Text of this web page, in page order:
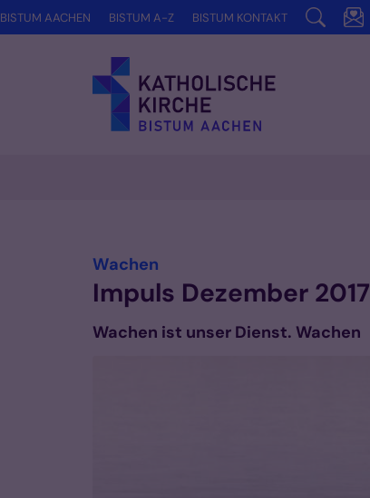
Zum Inhalt springen
BISTUM AACHEN BISTUM A-Z BISTUM KONTAKT
Wachen
Impuls Dezember 2017
Wachen ist unser Dienst. Wachen